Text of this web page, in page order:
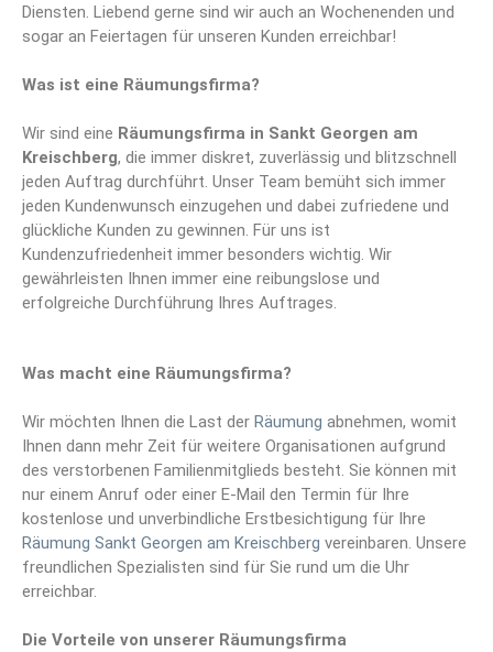
Diensten. Liebend gerne sind wir auch an Wochenenden und
sogar an Feiertagen für unseren Kunden erreichbar!
Was ist eine Räumungsfirma?
Wir sind eine Räumungsfirma in Sankt Georgen am
Kreischberg, die immer diskret, zuverlässig und blitzschnell
jeden Auftrag durchführt. Unser Team bemüht sich immer
jeden Kundenwunsch einzugehen und dabei zufriedene und
glückliche Kunden zu gewinnen. Für uns ist
Kundenzufriedenheit immer besonders wichtig. Wir
gewährleisten Ihnen immer eine reibungslose und
erfolgreiche Durchführung Ihres Auftrages.
Was macht eine Räumungsfirma?
Wir möchten Ihnen die Last der Räumung abnehmen, womit
Ihnen dann mehr Zeit für weitere Organisationen aufgrund
des verstorbenen Familienmitglieds besteht. Sie können mit
nur einem Anruf oder einer E-Mail den Termin für Ihre
kostenlose und unverbindliche Erstbesichtigung für Ihre
Räumung Sankt Georgen am Kreischberg vereinbaren. Unsere
freundlichen Spezialisten sind für Sie rund um die Uhr
erreichbar.
Die Vorteile von unserer Räumungsfirma